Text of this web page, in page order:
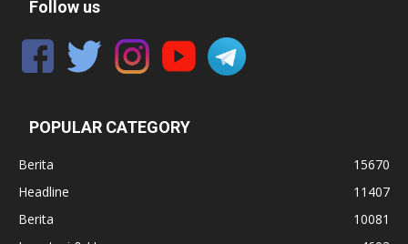
Follow us
POPULAR CATEGORY
Berita
15670
Headline
11407
Berita
10081